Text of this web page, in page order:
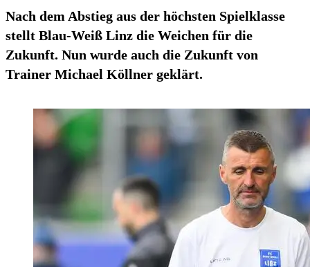
Nach dem Abstieg aus der höchsten Spielklasse
stellt Blau-Weiß Linz die Weichen für die
Zukunft. Nun wurde auch die Zukunft von
Trainer Michael Köllner geklärt.